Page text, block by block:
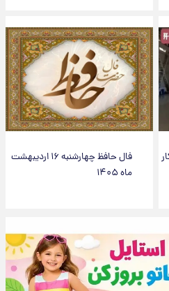
فال حافظ چهارشنبه ۱۶ اردیبهشت
ماه ۱۴۰۵